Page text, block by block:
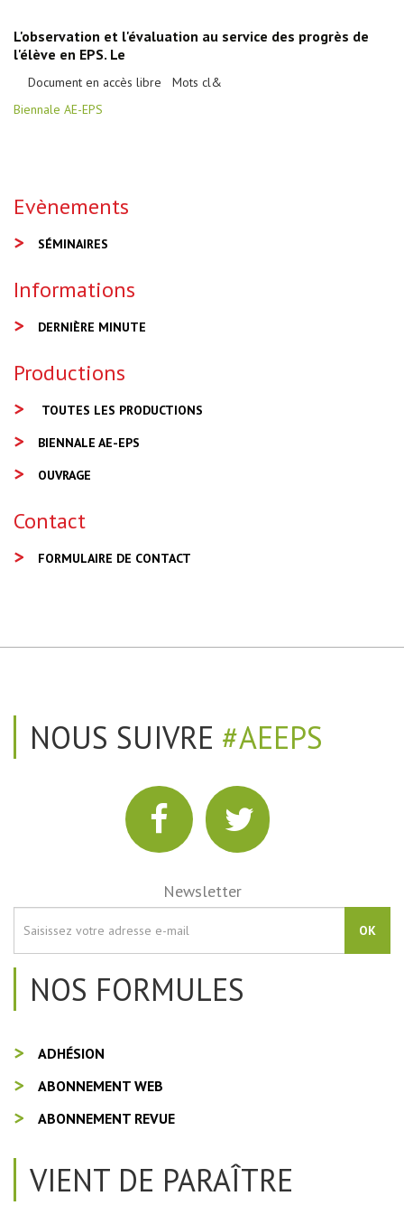
L'observation et l'évaluation au service des progrès de
l'élève en EPS. Le
Document en accès libre Mots cl&
Biennale AE-EPS
Evènements
SÉMINAIRES
Informations
DERNIÈRE MINUTE
Productions
TOUTES LES PRODUCTIONS
BIENNALE AE-EPS
OUVRAGE
Contact
FORMULAIRE DE CONTACT
NOUS SUIVRE #AEEPS
Newsletter
OK
NOS FORMULES
ADHÉSION
ABONNEMENT WEB
ABONNEMENT REVUE
VIENT DE PARAÎTRE